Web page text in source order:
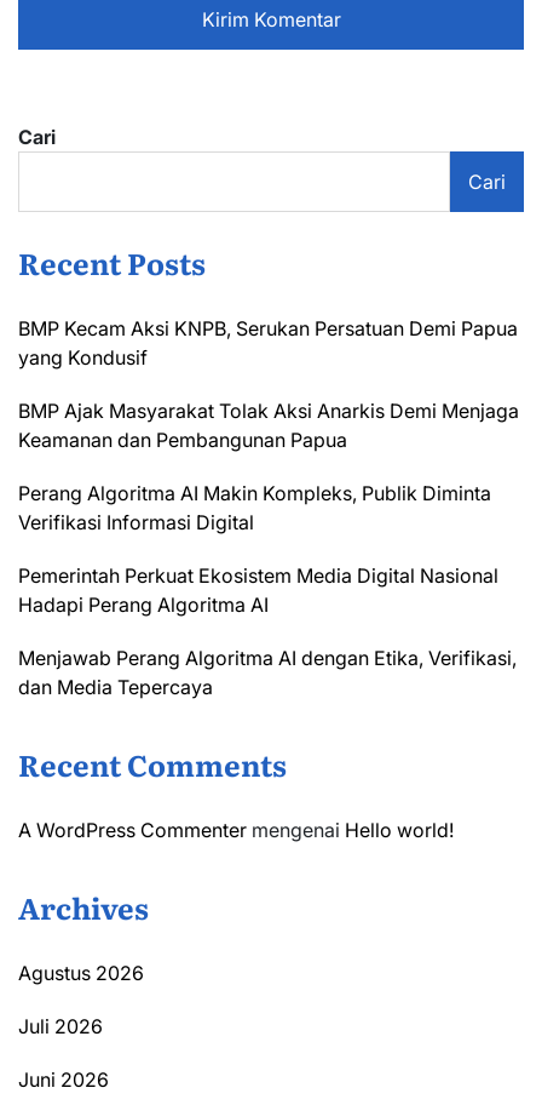
Cari
Cari
Recent Posts
BMP Kecam Aksi KNPB, Serukan Persatuan Demi Papua
yang Kondusif
BMP Ajak Masyarakat Tolak Aksi Anarkis Demi Menjaga
Keamanan dan Pembangunan Papua
Perang Algoritma AI Makin Kompleks, Publik Diminta
Verifikasi Informasi Digital
Pemerintah Perkuat Ekosistem Media Digital Nasional
Hadapi Perang Algoritma AI
Menjawab Perang Algoritma AI dengan Etika, Verifikasi,
dan Media Tepercaya
Recent Comments
A WordPress Commenter mengenai Hello world!
Archives
Agustus 2026
Juli 2026
Juni 2026